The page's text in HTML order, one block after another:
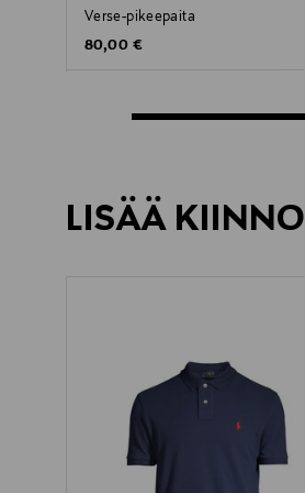
Verse-pikeepaita
Original Price
80,00 €
LISÄÄ